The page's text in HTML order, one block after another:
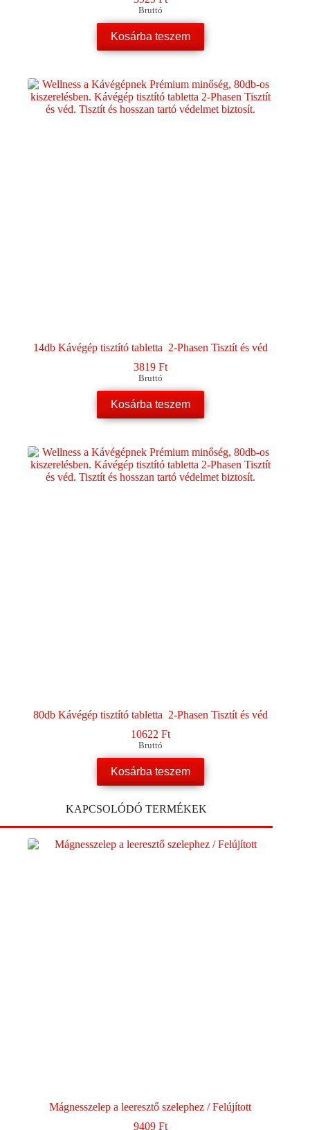
Bruttó
Kosárba teszem
14db Kávégép tisztító tabletta 2-Phasen Tisztít és véd
3819 Ft
Bruttó
Kosárba teszem
80db Kávégép tisztító tabletta 2-Phasen Tisztít és véd
10622 Ft
Bruttó
Kosárba teszem
KAPCSOLÓDÓ TERMÉKEK
Mágnesszelep a leeresztő szelephez / Felújított
9409 Ft